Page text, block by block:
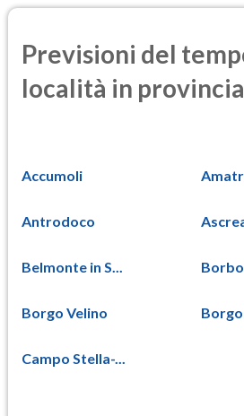
Previsioni del
località in
Accumoli
Antrodoco
Belmonte in S...
Borgo Velino
Campo Stella-...